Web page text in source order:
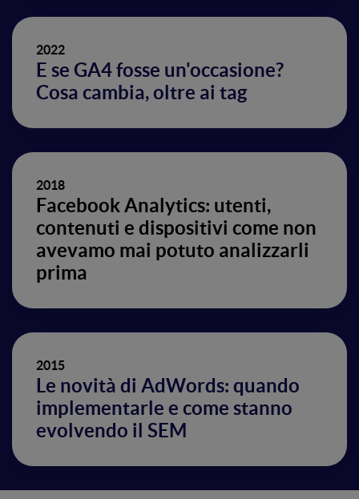
2022
E se GA4 fosse un'occasione?
Cosa cambia, oltre ai tag
2018
Facebook Analytics: utenti,
contenuti e dispositivi come non
avevamo mai potuto analizzarli
prima
2015
Le novità di AdWords: quando
implementarle e come stanno
evolvendo il SEM